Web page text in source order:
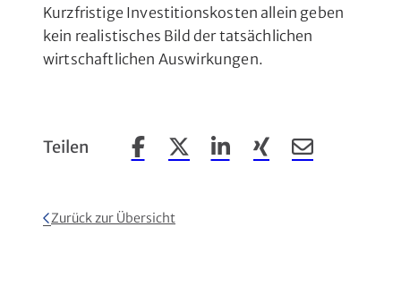
Kurzfristige Investitionskosten allein geben
kein realistisches Bild der tatsächlichen
wirtschaftlichen Auswirkungen.
Teilen Beitrag auf Facebook teilen
Beitrag auf X teilen
Beitrag auf LinkedIn teilen
Beitrag auf Xing
Beitrag per
Zurück zur Übersicht